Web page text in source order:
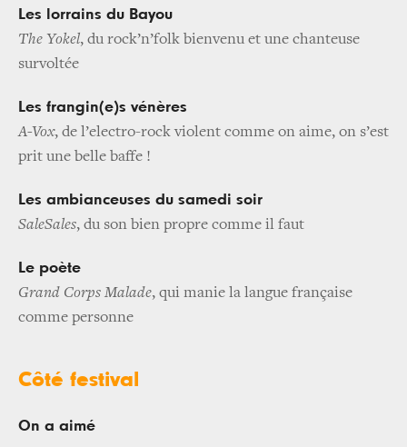
Les lorrains du Bayou
The Yokel, du rock’n’folk bienvenu et une chanteuse
survoltée
Les frangin(e)s vénères
A-Vox, de l’electro-rock violent comme on aime, on s’est
prit une belle baffe !
Les ambianceuses du samedi soir
SaleSales, du son bien propre comme il faut
Le poète
Grand Corps Malade, qui manie la langue française
comme personne
Côté festival
On a aimé